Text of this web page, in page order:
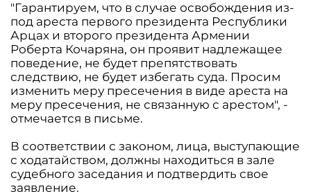
"Гарантируем, что в случае освобождения из-
под ареста первого президента Республики
Арцах и второго президента Армении
Роберта Кочаряна, он проявит надлежащее
поведение, не будет препятствовать
следствию, не будет избегать суда. Просим
изменить меру пресечения в виде ареста на
меру пресечения, не связанную с арестом", -
отмечается в письме.
В соответствии с законом, лица, выступающие
с ходатайством, должны находиться в зале
судебного заседания и подтвердить свое
заявление.